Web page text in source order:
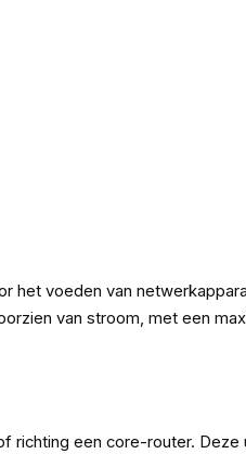
het voeden van
van stroom, met een
richting een core-router.